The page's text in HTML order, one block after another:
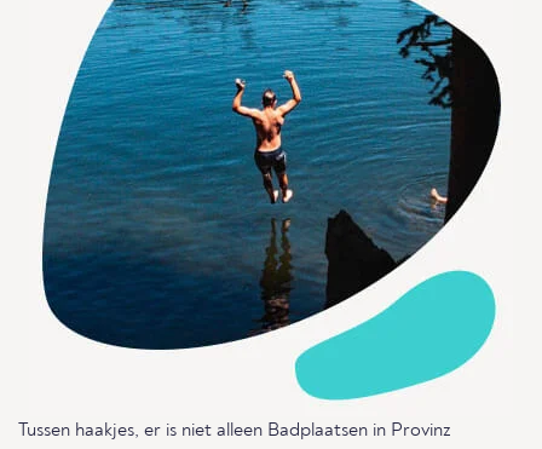
Tussen haakjes, er is niet alleen Badplaatsen in Provinz